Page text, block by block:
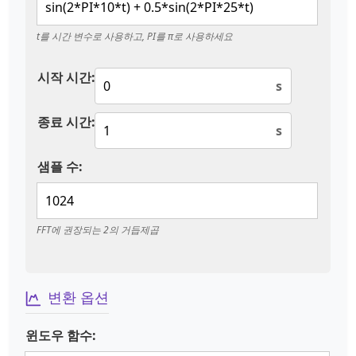
t를 시간 변수로 사용하고, PI를 π로 사용하세요
시작 시간: s
종료 시간: s
샘플 수:
FFT에 권장되는 2의 거듭제곱
변환 옵션
윈도우 함수: